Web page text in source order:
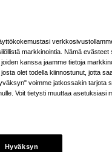
ATH-M70x Monitor
ja
markkinointia. Nämä evästeet
kanssa jaamme tietoja
olet todella kiinnostunut, jotta
voimme jatkossakin tarjota
Voit tietysti muuttaa asetuksiasi
Hyväksyn